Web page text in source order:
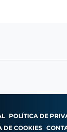
POLÍTICA DE
DE COOKIES